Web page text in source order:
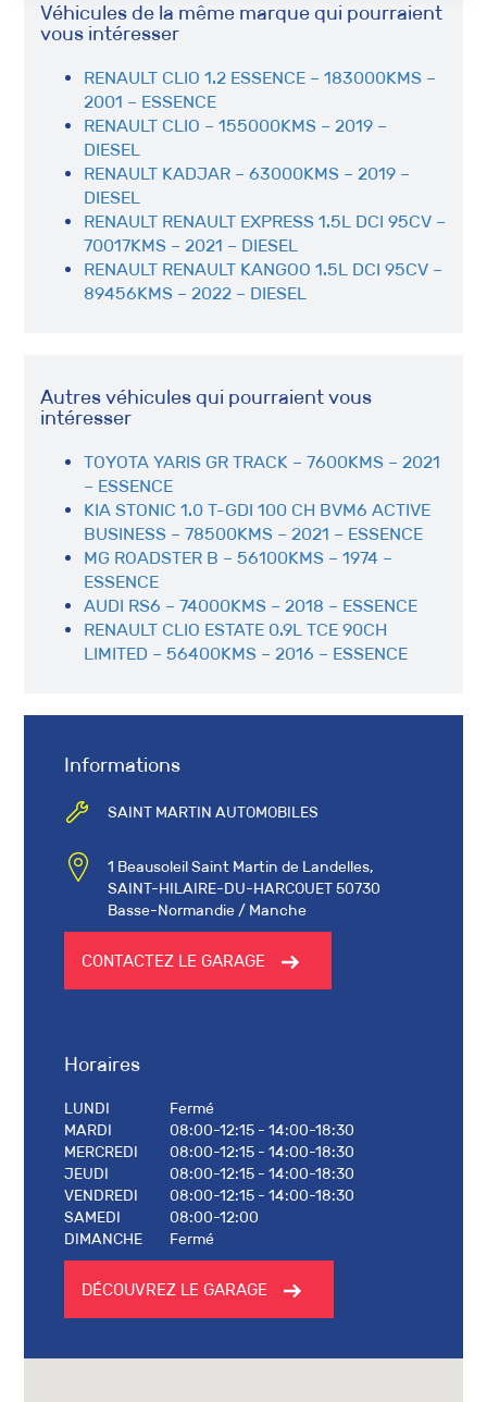
Véhicules de la même marque qui pourraient
vous intéresser
RENAULT CLIO 1.2 ESSENCE – 183000KMS –
2001 – ESSENCE
RENAULT CLIO – 155000KMS – 2019 –
DIESEL
RENAULT KADJAR – 63000KMS – 2019 –
DIESEL
RENAULT RENAULT EXPRESS 1.5L DCI 95CV –
70017KMS – 2021 – DIESEL
RENAULT RENAULT KANGOO 1.5L DCI 95CV –
89456KMS – 2022 – DIESEL
Autres véhicules qui pourraient vous
intéresser
TOYOTA YARIS GR TRACK – 7600KMS – 2021
– ESSENCE
KIA STONIC 1.0 T-GDI 100 CH BVM6 ACTIVE
BUSINESS – 78500KMS – 2021 – ESSENCE
MG ROADSTER B – 56100KMS – 1974 –
ESSENCE
AUDI RS6 – 74000KMS – 2018 – ESSENCE
RENAULT CLIO ESTATE 0.9L TCE 90CH
LIMITED – 56400KMS – 2016 – ESSENCE
Informations
SAINT MARTIN AUTOMOBILES
1 Beausoleil Saint Martin de Landelles,
SAINT-HILAIRE-DU-HARCOUET 50730
Basse-Normandie / Manche
CONTACTEZ LE GARAGE
Horaires
LUNDI
Fermé
MARDI
08:00-12:15 - 14:00-18:30
MERCREDI
08:00-12:15 - 14:00-18:30
JEUDI
08:00-12:15 - 14:00-18:30
VENDREDI
08:00-12:15 - 14:00-18:30
SAMEDI
08:00-12:00
DIMANCHE
Fermé
DÉCOUVREZ LE GARAGE